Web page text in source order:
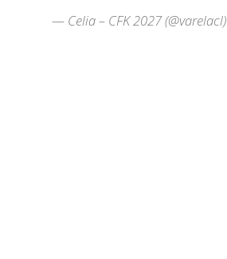
— Celia – CFK 2027 (@varelacl)